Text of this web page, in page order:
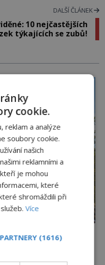
DALŠÍ ČLÁNEK
10 nejčastějších
týkajících se zubů!
v Ypres:
dodnes budí
cookie.
reklam a analýze
soubory cookie.
našich
reklamními a
je mohou
které
shromáždili při
Více
(1616)